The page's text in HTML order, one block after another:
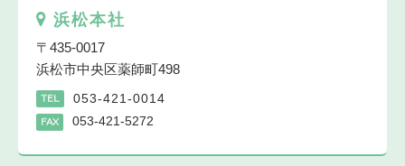
浜松本社
〒435-0017
浜松市中央区薬師町498
TEL 053-421-0014
FAX 053-421-5272